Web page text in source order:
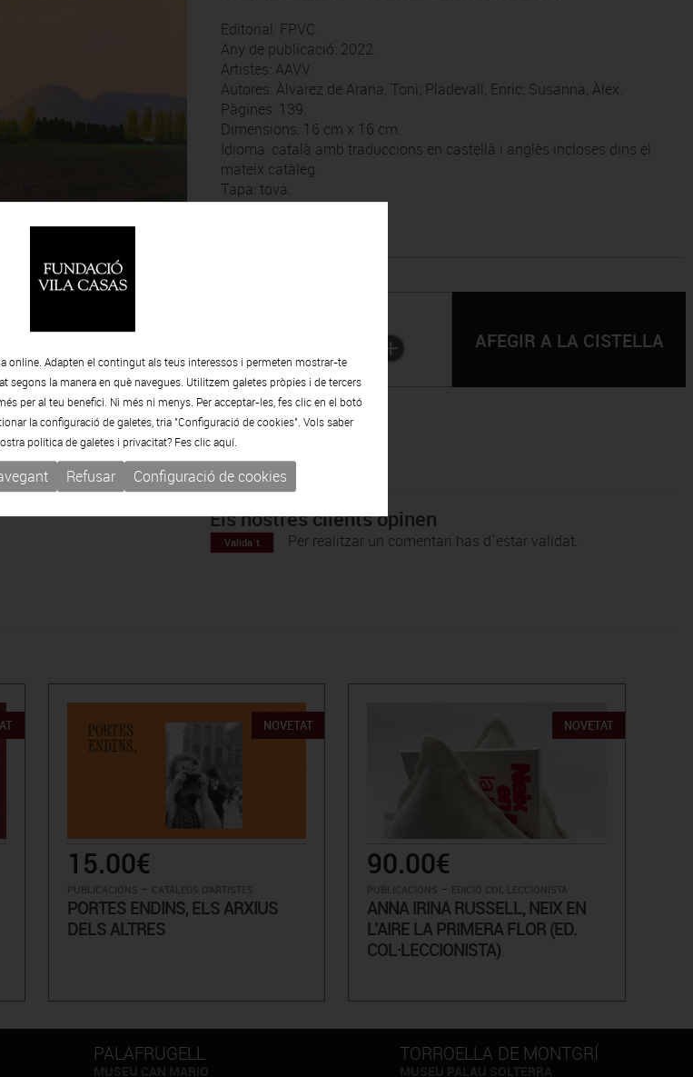
Editorial: FPVC.
Any de publicació: 2022.
Artistes: AAVV.
Autores: Àlvarez de Arana, Toni; Pladevall, Enric; Susanna, Àlex.
Pàgines: 139.
Dimensions: 16 cm x 16 cm.
Idioma: català amb traduccions en castellà i anglès incloses dins el
mateix catàleg.
Tapa: tova.
Els nostres clients opinen
Per realitzar un comentari has d´estar validat.
NOVETAT
15.00€
-
PORTES ENDINS, ELS ARXIUS
DELS ALTRES
NOVETAT
90.00€
-
ANNA IRINA RUSSELL, NEIX EN
L’AIRE LA PRIMERA FLOR (ED.
COL·LECCIONISTA)
PALAFRUGELL TORROELLA DE MONTGRÍ
online. Adapten el contingut als teus interessos i permeten mostrar-te
segons la manera en què navegues. Utilitzem galetes pròpies i de tercers
per al teu benefici. Ni més ni menys. Per acceptar-les, fes clic en el botó
la configuració de galetes, tria "Configuració de cookies". Vols saber
política de galetes i privacitat? Fes clicaquí.
Refusar Configuració de cookies